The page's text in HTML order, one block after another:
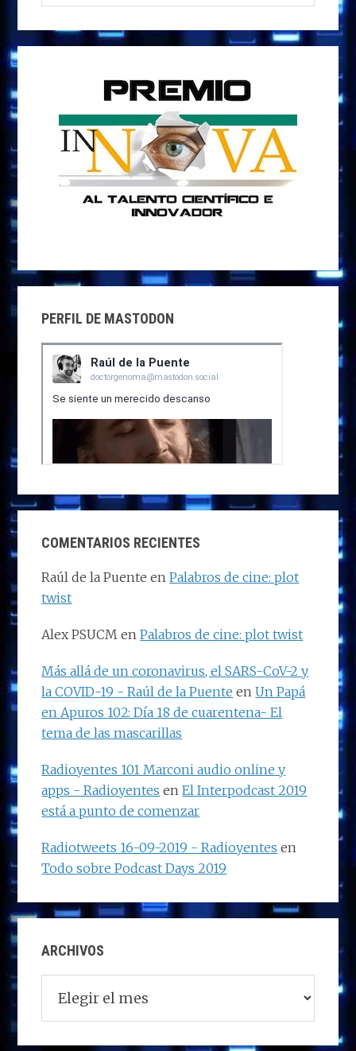
esta
web
PERFIL DE MASTODON
COMENTARIOS RECIENTES
Raúl de la Puente enPalabros de cine: plot
twist
Alex PSUCM enPalabros de cine: plot twist
Más allá de un coronavirus, el SARS-CoV-2 y
la COVID-19 - Raúl de la Puente enUn Papá
en Apuros 102: Día 18 de cuarentena- El
tema de las mascarillas
Radioyentes 101 Marconi audio online y
apps - Radioyentes enEl Interpodcast 2019
está a punto de comenzar
Radiotweets 16-09-2019 - Radioyentes en
Todo sobre Podcast Days 2019
ARCHIVOS